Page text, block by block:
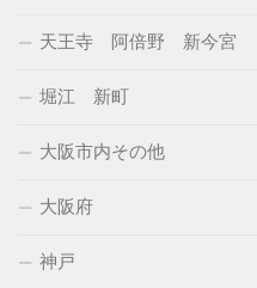
天王寺 阿倍野 新今宮
堀江 新町
大阪市内その他
大阪府
神戸